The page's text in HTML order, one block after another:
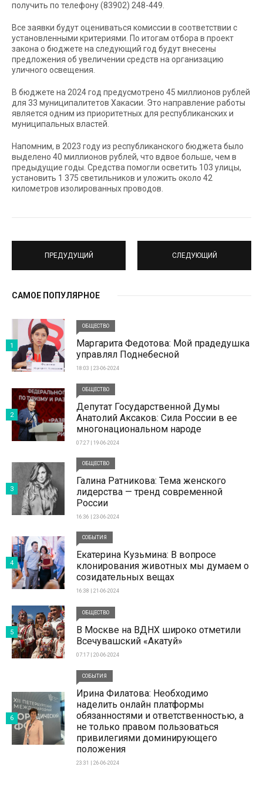
получить по телефону (83902) 248-449.
Все заявки будут оцениваться комиссии в соответствии с
установленными критериями. По итогам отбора в проект
закона о бюджете на следующий год будут внесены
предложения об увеличении средств на организацию
уличного освещения.
В бюджете на 2024 год предусмотрено 45 миллионов рублей
для 33 муниципалитетов Хакасии. Это направление работы
является одним из приоритетных для республиканских и
муниципальных властей.
Напомним, в 2023 году из республиканского бюджета было
выделено 40 миллионов рублей, что вдвое больше, чем в
предыдущие годы. Средства помогли осветить 103 улицы,
установить 1 375 светильников и уложить около 42
километров изолированных проводов.
ПРЕДУДУЩИЙ СЛЕДУЮЩИЙ
САМОЕ ПОПУЛЯРНОЕ
ОБЩЕСТВО
Маргарита Федотова: Мой прадедушка
управлял Поднебесной
18:03 | 23-06-2024
1
ОБЩЕСТВО
Депутат Государственной Думы
Анатолий Аксаков: Сила России в ее
многонациональном народе
07:27 | 19-06-2024
2
ОБЩЕСТВО
Галина Ратникова: Тема женского
лидерства — тренд современной
России
16:36 | 23-06-2024
3
СОБЫТИЯ
Екатерина Кузьмина: В вопросе
клонирования животных мы думаем о
созидательных вещах
16:38 | 21-06-2024
4
ОБЩЕСТВО
В Москве на ВДНХ широко отметили
Всечувашский «Акатуй»
07:17 | 20-06-2024
5
СОБЫТИЯ
Ирина Филатова: Необходимо
наделить онлайн платформы
обязанностями и ответственностью, а
не только правом пользоваться
привилегиями доминирующего
положения
23:31 | 26-06-2024
6